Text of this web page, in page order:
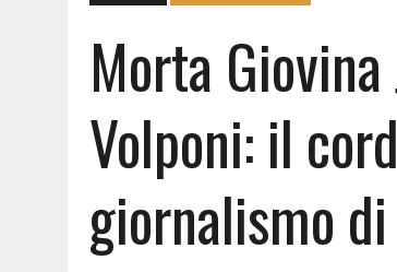
Morta
Volponi: il
giornalismo